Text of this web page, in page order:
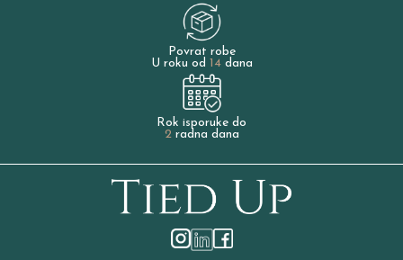
Povrat robe
U roku od 14dana
Rok isporuke do
2radna dana